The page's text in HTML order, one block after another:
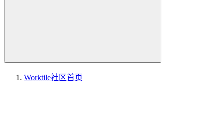
Worktile社区首页